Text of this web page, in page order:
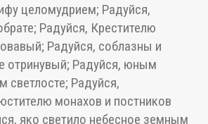
целомудрием; Радуйся,
Радуйся, Крестителю
Радуйся, соблазны и
отринувый; Радуйся, юным
светлосте; Радуйся,
монахов и постников
яко светило небесное земным